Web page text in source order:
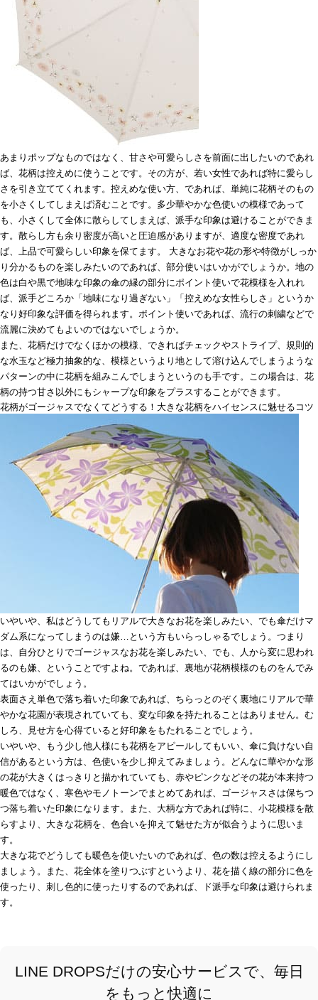
あまりポップなものではなく、甘さや可愛らしさを前面に出したいのであれ
ば、花柄は控えめに使うことです。その方が、若い女性であれば特に愛らし
さを引き立ててくれます。控えめな使い方、であれば、単純に花柄そのもの
を小さくしてしまえば済むことです。多少華やかな色使いの模様であって
も、小さくして全体に散らしてしまえば、派手な印象は避けることができま
す。散らし方も余り密度が高いと圧迫感がありますが、適度な密度であれ
ば、上品で可愛らしい印象を保てます。 大きなお花や花の形や特徴がしっか
り分かるものを楽しみたいのであれば、部分使いはいかがでしょうか。地の
色は白や黒で地味な印象の傘の縁の部分にポイント使いで花模様を入れれ
ば、派手どころか「地味になり過ぎない」「控えめな女性らしさ」というか
なり好印象な評価を得られます。ポイント使いであれば、流行の刺繍などで
流麗に決めてもよいのではないでしょうか。
また、花柄だけでなくほかの模様、できればチェックやストライプ、規則的
な水玉など極力抽象的な、模様というより地として溶け込んでしまうような
パターンの中に花柄を組みこんでしまうというのも手です。この場合は、花
柄の持つ甘さ以外にもシャープな印象をプラスすることができます。
花柄がゴージャスでなくてどうする！大きな花柄をハイセンスに魅せるコツ
いやいや、私はどうしてもリアルで大きなお花を楽しみたい、でも傘だけマ
ダム系になってしまうのは嫌…という方もいらっしゃるでしょう。つまり
は、自分ひとりでゴージャスなお花を楽しみたい、でも、人から変に思われ
るのも嫌、ということですよね。であれば、裏地が花柄模様のものをんでみ
てはいかがでしょう。
表面さえ単色で落ち着いた印象であれば、ちらっとのぞく裏地にリアルで華
やかな花園が表現されていても、変な印象を持たれることはありません。む
しろ、見せ方を心得ていると好印象をもたれることでしょう。
いやいや、もう少し他人様にも花柄をアピールしてもいい、傘に負けない自
信があるという方は、色使いを少し抑えてみましょう。どんなに華やかな形
の花が大きくはっきりと描かれていても、赤やピンクなどその花が本来持つ
暖色ではなく、寒色やモノトーンでまとめてあれば、ゴージャスさは保ちつ
つ落ち着いた印象になります。また、大柄な方であれば特に、小花模様を散
らすより、大きな花柄を、色合いを抑えて魅せた方が似合うように思いま
す。
大きな花でどうしても暖色を使いたいのであれば、色の数は控えるようにし
ましょう。また、花全体を塗りつぶすというより、花を描く線の部分に色を
使ったり、刺し色的に使ったりするのであれば、ド派手な印象は避けられま
す。
LINE DROPSだけの安心サービスで、毎日
をもっと快適に